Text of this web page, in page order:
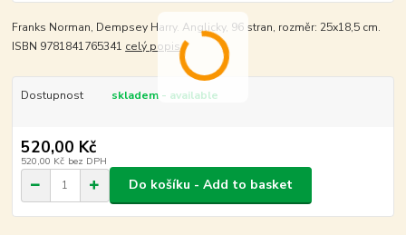
Franks Norman, Dempsey Harry. Anglicky, 96 stran, rozměr: 25x18,5 cm.
ISBN 9781841765341 celý popis
Dostupnost skladem - available
520,00 Kč
520,00 Kč bez DPH
Do košíku - Add to basket